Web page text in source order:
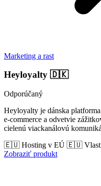
Marketing a rast
Heyloyalty 🇩🇰
Odporúčaný
Heyloyalty je dánska
e-commerce a odvetvie
cielenú viackanálovú
🇪🇺 Hosting v EÚ 🇪🇺
Zobraziť produkt